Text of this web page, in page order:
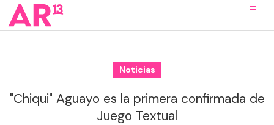
Noticias
"Chiqui" Aguayo es la primera confirmada de
Juego Textual